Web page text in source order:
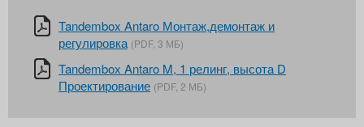
Tandembox Antaro Монтаж,демонтаж и
регулировка (PDF, 3 МБ)
Tandembox Antaro M, 1 релинг, высота D
Проектирование (PDF, 2 МБ)